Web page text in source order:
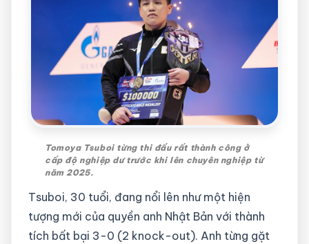
Tomoya Tsuboi từng thi đấu rất thành công ở
cấp độ nghiệp dư trước khi lên chuyên nghiệp từ
năm 2025.
Tsuboi, 30 tuổi, đang nổi lên như một hiện
tượng mới của quyền anh Nhật Bản với thành
tích bất bại 3-0 (2 knock-out). Anh từng gặt